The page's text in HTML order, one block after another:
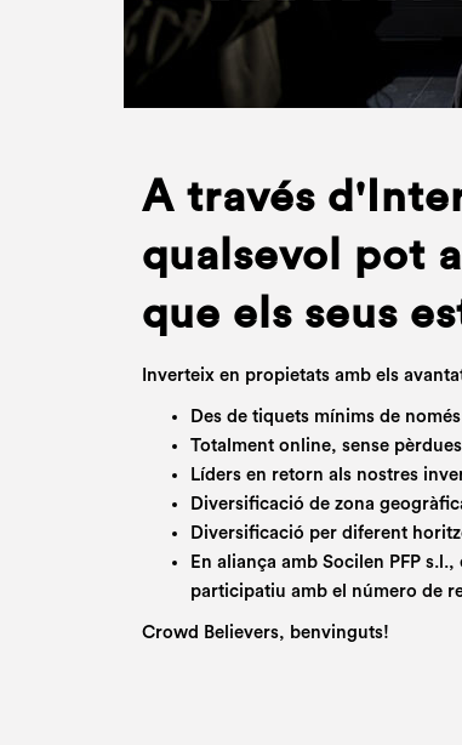
A través
qualsevol pot
que els seus
Inverteix en propietats amb els
Des de tiquets mínims de
Totalment online, sense
Líders en retorn als nostres
Diversificació de zona
Diversificació per diferent
En aliança amb Socilen PFP
participatiu amb el número de
Crowd Believers, benvinguts!